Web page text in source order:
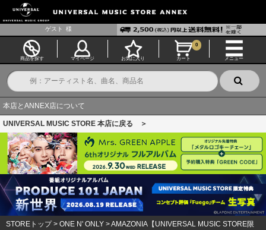
ゲスト 様
商品を探す マイページ お気に入り カート
0
メニュー
本店とANNEX店について
UNIVERSAL MUSIC STORE 本店に戻る ＞
STOREトップ> ONE N' ONLY >AMAZONIA【UNIVERSAL MUSIC STORE限